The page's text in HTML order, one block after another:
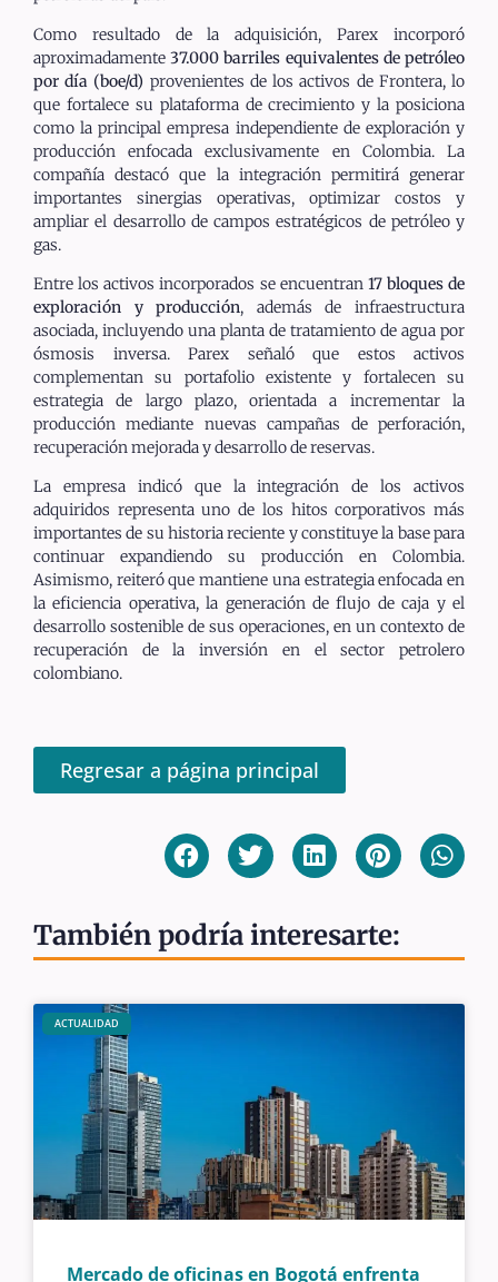
Como resultado de la adquisición, Parex incorporó
aproximadamente37.000 barriles equivalentes de petróleo
por día (boe/d) provenientes de los activos de Frontera, lo
que fortalece su plataforma de crecimiento y la posiciona
como la principal empresa independiente de exploración y
producción enfocada exclusivamente en Colombia. La
compañía destacó que la integración permitirá generar
importantes sinergias operativas, optimizar costos y
ampliar el desarrollo de campos estratégicos de petróleo y
gas.
Entre los activos incorporados se encuentran 17 bloques de
exploración y producción, además de infraestructura
asociada, incluyendo una planta de tratamiento de agua por
ósmosis inversa. Parex señaló que estos activos
complementan su portafolio existente y fortalecen su
estrategia de largo plazo, orientada a incrementar la
producción mediante nuevas campañas de perforación,
recuperación mejorada y desarrollo de reservas.
La empresa indicó que la integración de los activos
adquiridos representa uno de los hitos corporativos más
importantes de su historia reciente y constituye la base para
continuar expandiendo su producción en Colombia.
Asimismo, reiteró que mantiene una estrategia enfocada en
la eficiencia operativa, la generación de flujo de caja y el
desarrollo sostenible de sus operaciones, en un contexto de
recuperación de la inversión en el sector petrolero
colombiano.
Regresar a página principal
También podría interesarte:
ACTUALIDAD
Mercado de oficinas en Bogotá enfrenta